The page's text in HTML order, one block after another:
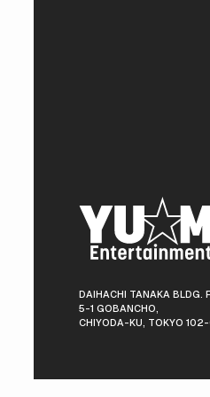
DAIHACHI TANAKA BLDG.
5-1 GOBANCHO,
CHIYODA-KU, TOKYO